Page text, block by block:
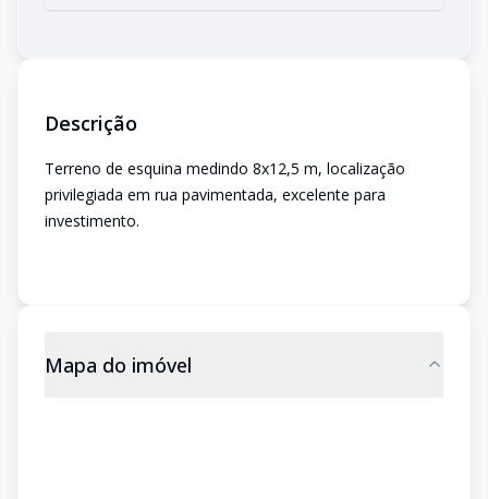
Descrição
Terreno de esquina medindo 8x12,5 m, localização
privilegiada em rua pavimentada, excelente para
investimento.
Mapa do imóvel